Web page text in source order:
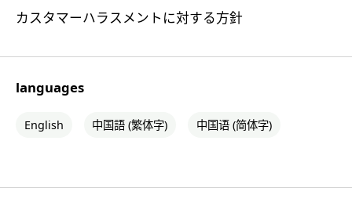
カスタマーハラスメントに対する方針
languages
English 中国語 (繁体字) 中国语 (简体字)